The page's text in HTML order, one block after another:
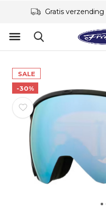
Gratis
SALE
-30%